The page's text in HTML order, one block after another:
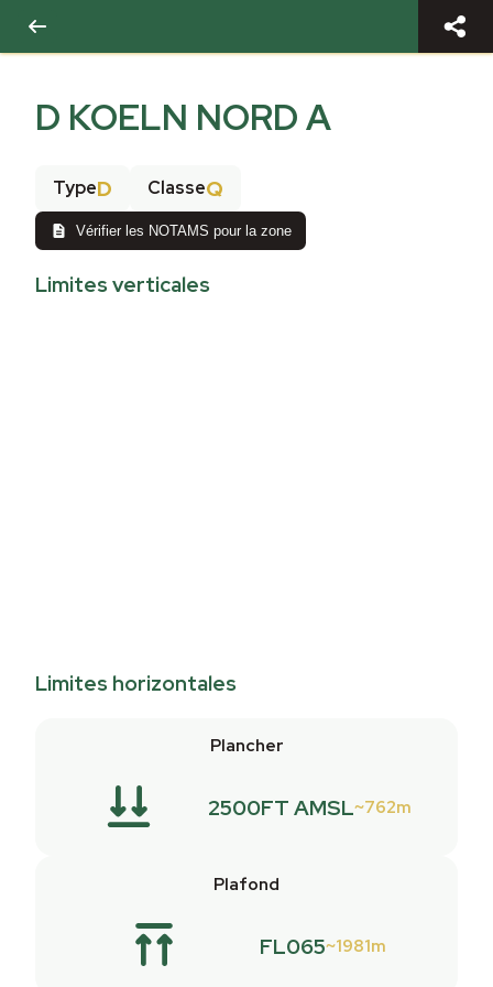
D KOELN NORD A
TypeD ClasseQ
Vérifier les NOTAMS pour la zone
Limites verticales
Limites horizontales
Plancher
2500FT AMSL 762m
Plafond
FL065 1981m